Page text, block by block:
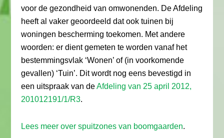
voor de gezondheid van omwonenden. De Afdeling
heeft al vaker geoordeeld dat ook tuinen bij
woningen bescherming toekomen. Met andere
woorden: er dient gemeten te worden vanaf het
bestemmingsvlak ‘Wonen’ of (in voorkomende
gevallen) ‘Tuin’. Dit wordt nog eens bevestigd in
een uitspraak van deAfdeling van 25 april 2012,
201012191/1/R3.
Lees meer over spuitzones van boomgaarden.